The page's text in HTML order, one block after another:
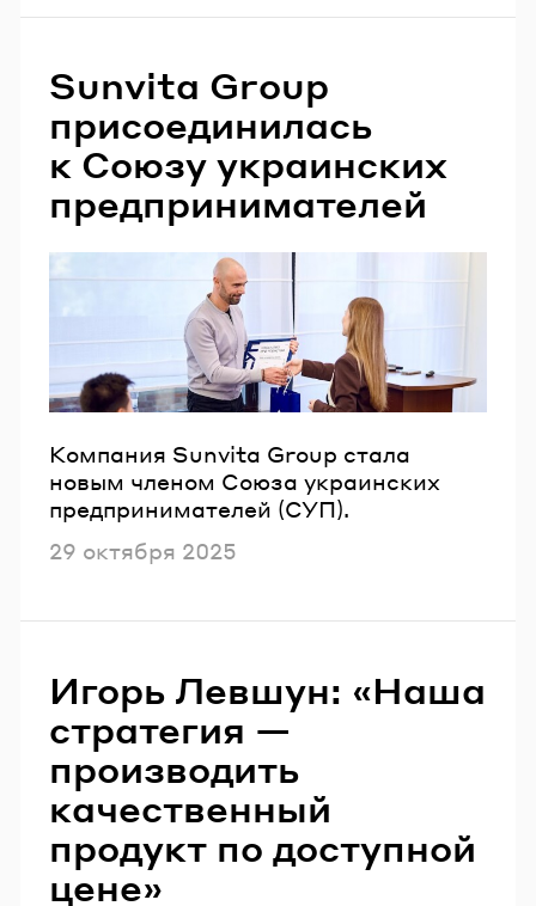
Sunvita Group
присоединилась
к Союзу украинских
предпринимателей
Компания Sunvita Group стала
новым членом Союза украинских
предпринимателей (СУП).
Опубликовано
29 октября 2025
Игорь Левшун: «Наша
стратегия —
производить
качественный
продукт по доступной
цене»